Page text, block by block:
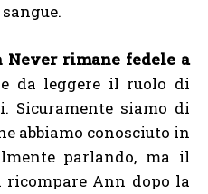
Never rimane fedele a
da leggere il ruolo di
Sicuramente siamo di
abbiamo conosciuto in
parlando, ma il
Ann dopo la